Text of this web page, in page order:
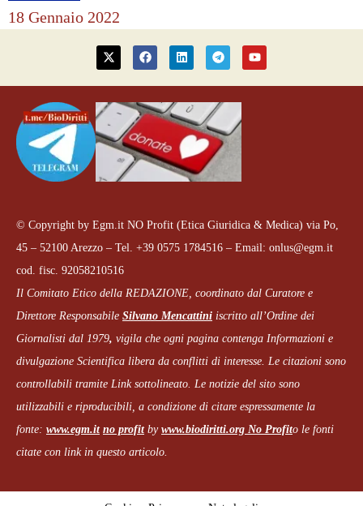
18 Gennaio 2022
© Copyright by Egm.it NO Profit (Etica Giuridica & Medica) via Po,
45 – 52100 Arezzo – Tel. +39 0575 1784516 – Email: onlus@egm.it
cod. fisc. 92058210516
Il Comitato Etico della REDAZIONE, coordinato dal Curatore e
Direttore Responsabile Silvano Mencattini iscritto all’Ordine dei
Giornalisti dal 1979, vigila che ogni pagina contenga Informazioni e
divulgazione Scientifica libera da conflitti di interesse. Le citazioni sono
controllabili tramite Link sottolineato. Le notizie del sito sono
utilizzabili e riproducibili, a condizione di citare espressamente la
fonte: www.egm.it no profitby www.biodiritti.org No Profito le fonti
citate con link in questo articolo.